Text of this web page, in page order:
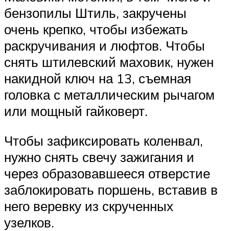
бензопилы Штиль, закручены
очень крепко, чтобы избежать
раскручивания и люфтов. Чтобы
снять штилевский маховик, нужен
накидной ключ на 13, съемная
головка с металлическим рычагом
или мощный гайковерт.
Чтобы зафиксировать коленвал,
нужно снять свечу зажигания и
через образовавшееся отверстие
заблокировать поршень, вставив в
него веревку из скрученных
узелков.